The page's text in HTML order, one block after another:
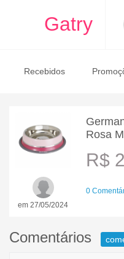
Gatry
Recebidos
em 27/05/2024
Rosa
R$
0
Comentários